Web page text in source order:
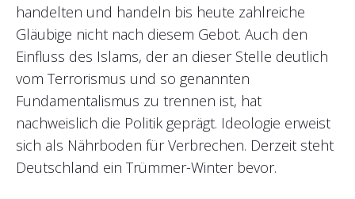
handelten und handeln bis heute zahlreiche
Gläubige nicht nach diesem Gebot. Auch den
Einfluss des Islams, der an dieser Stelle deutlich
vom Terrorismus und so genannten
Fundamentalismus zu trennen ist, hat
nachweislich die Politik geprägt. Ideologie erweist
sich als Nährboden für Verbrechen. Derzeit steht
Deutschland ein Trümmer-Winter bevor.